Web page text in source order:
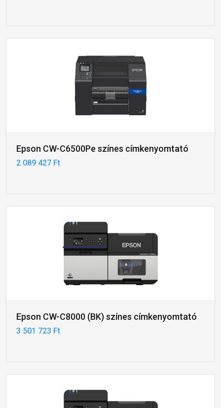
Epson CW-C6500Pe színes címkenyomtató
2 089 427 Ft
Epson CW-C8000 (BK) színes címkenyomtató
3 501 723 Ft